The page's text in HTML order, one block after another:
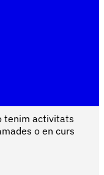
tenim activitats
o en curs